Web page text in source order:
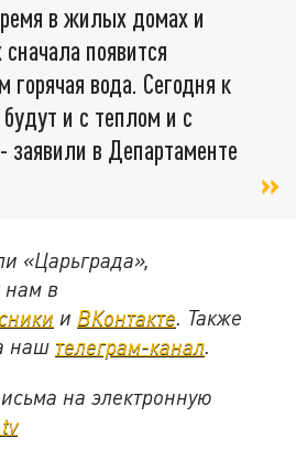
в жилых домах и
появится
горячая вода. Сегодня к
и с теплом и с
заявили в Департаменте
«Царьграда»,
нам в
и ВКонтакте. Также
наш телеграм-канал.
на электронную